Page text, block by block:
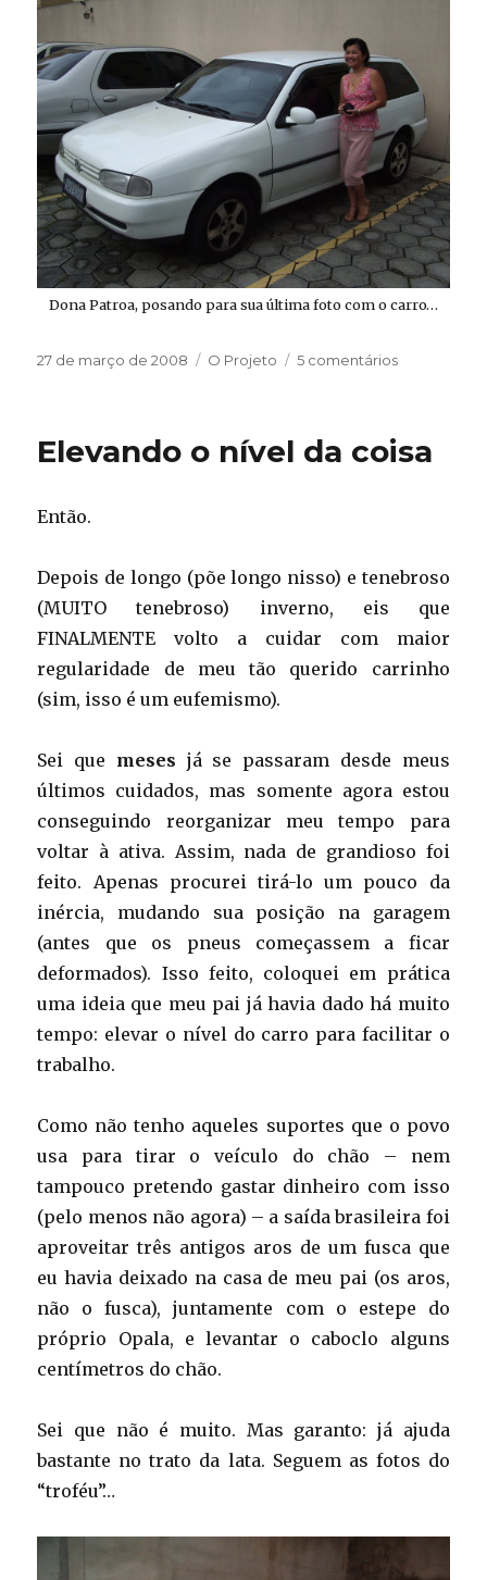
Dona Patroa, posando para sua última foto com o carro…
Publicado
27 de março de 2008 Categorias
O Projeto 5 comentáriosem
Elevando o nível da coisa
Então.
Depois de longo (põe longo nisso) e tenebroso
(MUITO tenebroso) inverno, eis que
FINALMENTE volto a cuidar com maior
regularidade de meu tão querido carrinho
(sim, isso é um eufemismo).
Sei que meses já se passaram desde meus
últimos cuidados, mas somente agora estou
conseguindo reorganizar meu tempo para
voltar à ativa. Assim, nada de grandioso foi
feito. Apenas procurei tirá-lo um pouco da
inércia, mudando sua posição na garagem
(antes que os pneus começassem a ficar
deformados). Isso feito, coloquei em prática
uma ideia que meu pai já havia dado há muito
tempo: elevar o nível do carro para facilitar o
trabalho.
Como não tenho aqueles suportes que o povo
usa para tirar o veículo do chão – nem
tampouco pretendo gastar dinheiro com isso
(pelo menos não agora) – a saída brasileira foi
aproveitar três antigos aros de um fusca que
eu havia deixado na casa de meu pai (os aros,
não o fusca), juntamente com o estepe do
próprio Opala, e levantar o caboclo alguns
centímetros do chão.
Sei que não é muito. Mas garanto: já ajuda
bastante no trato da lata. Seguem as fotos do
“troféu”…